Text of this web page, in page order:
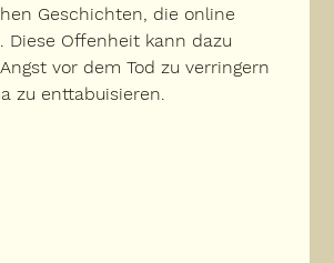
Geschichten, die online
Diese Offenheit kann dazu
vor dem Tod zu verringern
zu enttabuisieren.